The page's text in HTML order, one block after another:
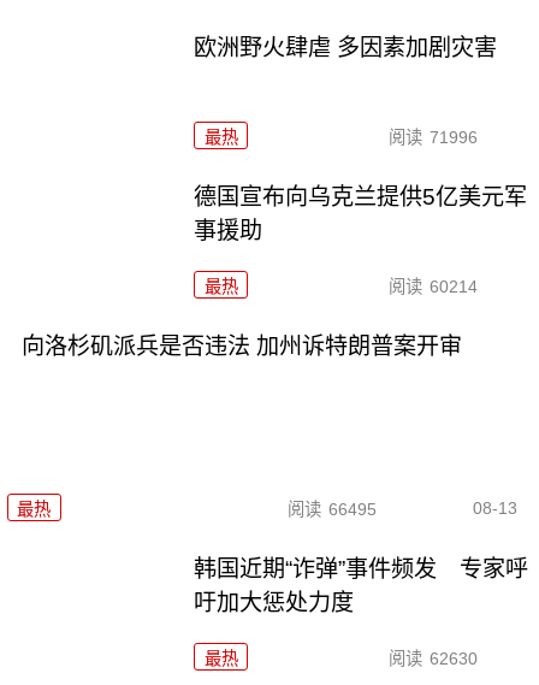
欧洲野火肆虐 多因素加剧灾害
最热 阅读 71996
德国宣布向乌克兰提供5亿美元军
事援助
最热 阅读 60214
向洛杉矶派兵是否违法 加州诉特朗普案开审
最热 阅读 66495 08-13
韩国近期“诈弹”事件频发 专家呼
吁加大惩处力度
最热 阅读 62630